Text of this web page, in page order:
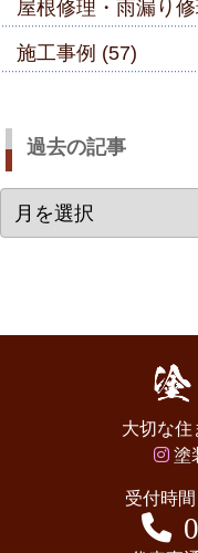
屋根修理・雨漏り
施工事例 (57)
過去の記事
去
大切な住
塗
受付時